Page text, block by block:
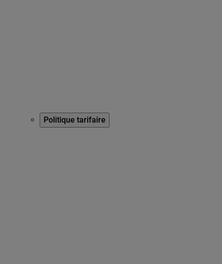
Politique tarifaire